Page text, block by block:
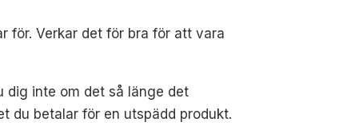
för. Verkar det för bra för att vara
dig inte om det så länge det
du betalar för en utspädd produkt.